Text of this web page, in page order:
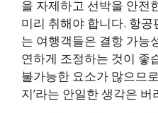
을 자제하고 선박을 안전
미리 취해야 합니다. 항
는 여행객들은 결항 가능
연하게 조정하는 것이 좋
불가능한 요소가 많으므
지’라는 안일한 생각은 버